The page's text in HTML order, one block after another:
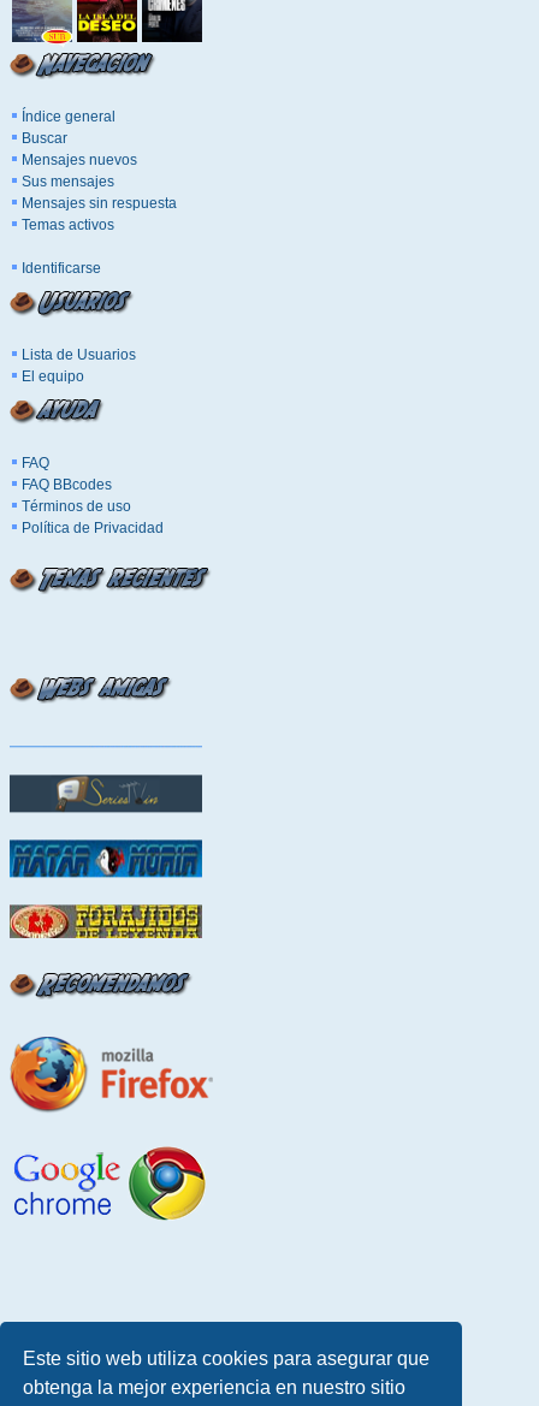
Este sitio web utiliza cookies para asegurar que
obtenga la mejor experiencia en nuestro sitio
Índice general
Buscar
Mensajes nuevos
Sus mensajes
Mensajes sin respuesta
Temas activos
Identificarse
Lista de Usuarios
El equipo
FAQ
FAQ BBcodes
Términos de uso
Política de Privacidad